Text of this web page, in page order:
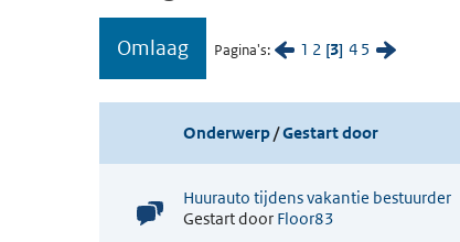
Omlaag Pagina's 1 2 3 4 5
Onderwerp/Gestart door
Huurauto tijdens vakantie bestuurder
Gestart door Floor83